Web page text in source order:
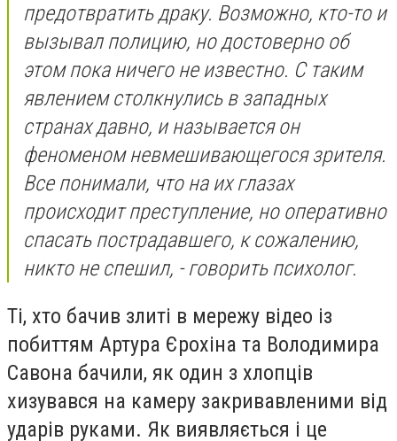
предотвратить драку. Возможно, кто-то и
вызывал полицию, но достоверно об
этом пока ничего не известно. С таким
явлением столкнулись в западных
странах давно, и называется он
феноменом невмешивающегося зрителя.
Все понимали, что на их глазах
происходит преступление, но оперативно
спасать пострадавшего, к сожалению,
никто не спешил, - говорить психолог.
Ті, хто бачив злиті в мережу відео із
побиттям Артура Єрохіна та Володимира
Савона бачили, як один з хлопців
хизувався на камеру закривавленими від
ударів руками. Як виявляється і це